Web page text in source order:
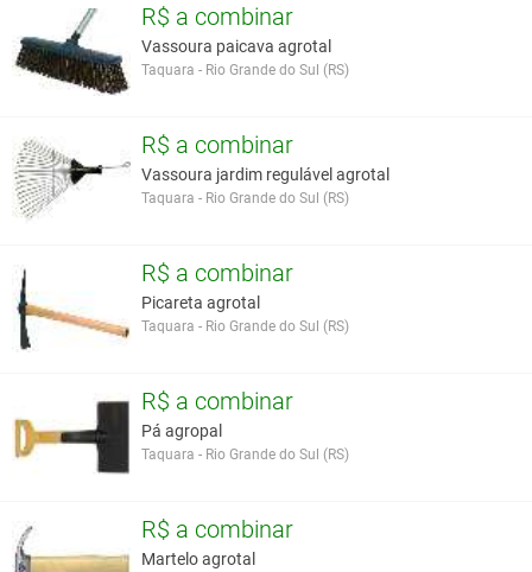
R$ a combinar
Vassoura paicava agrotal
Taquara - Rio Grande do Sul (RS)
R$ a combinar
Vassoura jardim regulável agrotal
Taquara - Rio Grande do Sul (RS)
R$ a combinar
Picareta agrotal
Taquara - Rio Grande do Sul (RS)
R$ a combinar
Pá agropal
Taquara - Rio Grande do Sul (RS)
R$ a combinar
Martelo agrotal